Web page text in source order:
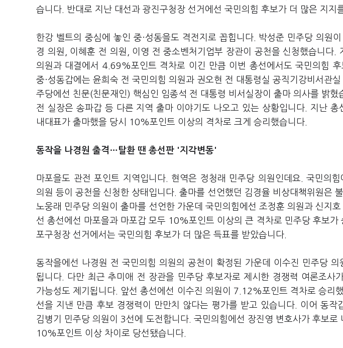
습니다. 반대로 지난 대선과 광진구청장 선거에선 국민의힘 후보가 더 많은 지지
한강 벨트의 중심에 놓인 중·성동을도 격전지로 꼽힙니다. 박성준 민주당 의원
경 의원, 이혜훈 전 의원, 이영 전 중소벤처기업부 장관이 공천을 신청했습니다.
의원과 대결에서 4.69%포인트 격차로 이긴 만큼 이번 총선에서도 국민의힘 후
중·성동갑에는 윤희숙 전 국민의힘 의원과 권오현 전 대통령실 공직기강비서관
주당에선 친문(친문재인) 핵심인 임종석 전 대통령 비서실장이 출마 의사를 밝혔
전 실장은 송파갑 등 다른 지역 출마 이야기도 나오고 있는 상황입니다. 지난 총
내대표가 출마했을 당시 10%포인트 이상의 격차로 크게 승리했습니다.
동작을 나경원 출격 …탈환 땐 총선판 '지각변동'
마포을도 관전 포인트 지역입니다. 현역은 정청래 민주당 의원인데요. 국민의
의원 등이 공천을 신청한 상태입니다. 출마를 선언했던 김경율 비상대책위원은
노웅래 민주당 의원이 출마를 선언한 가운데 국민의힘에선 조정훈 의원과 신지
선 총선에선 마포을과 마포갑 모두 10%포인트 이상의 큰 격차로 민주당 후보가
포구청장 선거에서는 국민의힘 후보가 더 많은 득표를 받았습니다.
동작을에선 나경원 전 국민의힘 의원의 공천이 확정된 가운데 이수진 민주당
됩니다. 다만 최근 추미애 전 장관을 민주당 후보자로 제시한 경쟁력 여론조사
가능성도 제기됩니다. 앞선 총선에선 이수진 의원이 7.12%포인트 격차로 승리
선을 지낸 만큼 후보 경쟁력이 만만치 않다는 평가를 받고 있습니다. 이어 동작
김병기 민주당 의원이 3선에 도전합니다. 국민의힘에선 장진영 변호사가 후보로
10%포인트 이상 차이로 당선됐습니다.